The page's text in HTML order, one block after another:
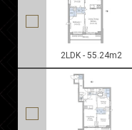
2LDK - 55.24m2